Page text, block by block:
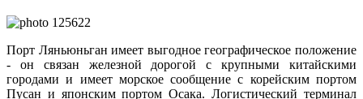
Порт Ляньюньган имеет выгодное географическое положение
- он связан железной дорогой с крупными китайскими
городами и имеет морское сообщение с корейским портом
Пусан и японским портом Осака. Логистический терминал